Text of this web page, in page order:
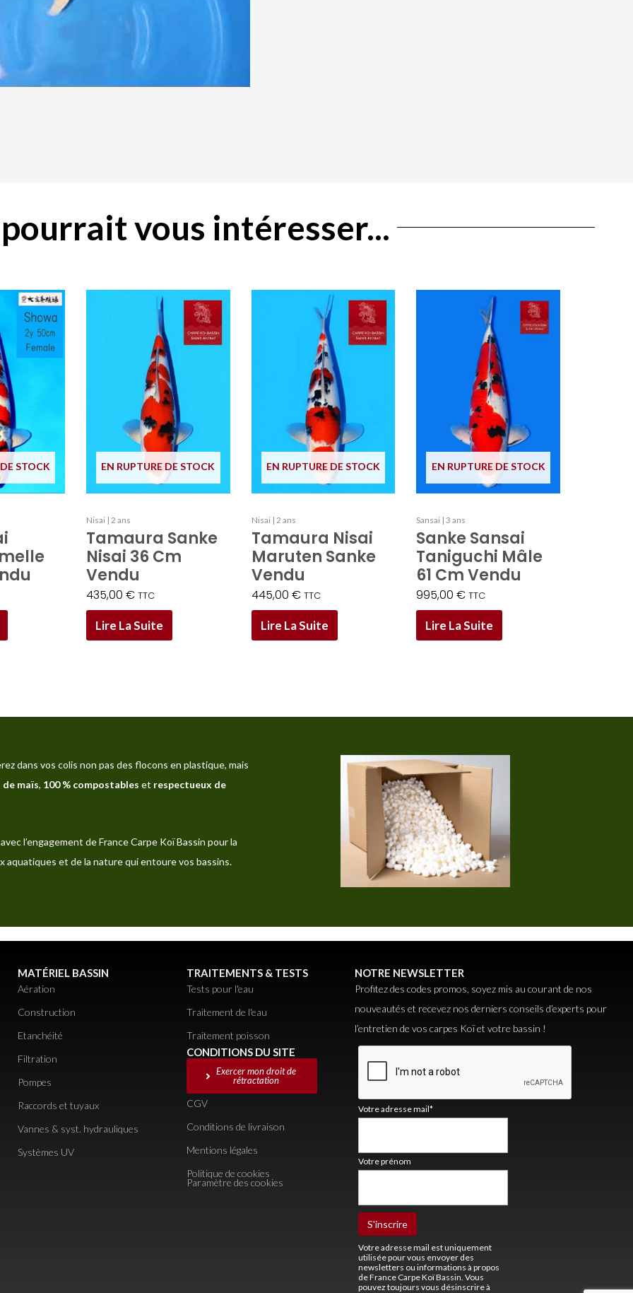
vous intéresser...
STOCK EN RUPTURE DE STOCK
Nisai | 2 ans
Tamaura Sanke
Nisai 36 Cm
Vendu
435,00€ TTC
Lire La Suite
EN RUPTURE DE STOCK
Nisai | 2 ans
Tamaura Nisai
Maruten Sanke
Vendu
445,00 € TTC
Lire La Suite
EN RUPTURE DE STOCK
Sansai | 3 ans
Sanke Sansai
Taniguchi Mâle
61 Cm Vendu
995,00€ TTC
Lire La Suite
dans vos colis non pas des flocons en plastique, mais
de maïs, 100 % compostables et respectueux de
l’engagement de France Carpe Koï Bassin pour la
aquatiques et de la nature qui entoure vos bassins.
MATÉRIEL BASSIN
Aération
Construction
Etanchéité
Filtration
Pompes
Raccords et tuyaux
Vannes & syst. hydrauliques
Systèmes UV
TRAITEMENTS & TESTS
Tests pour l'eau
Traitement de l'eau
Traitement poisson
CONDITIONS DU SITE
Exercer mon droit de
rétractation
CGV
Conditions de livraison
Mentions légales
Politique de cookies
Paramètre des cookies
NOTRE NEWSLETTER
Profitez des codes promos, soyez mis au courant de nos
nouveautés et recevez nos derniers conseils d’experts pour
l’entretien de vos carpes Koï et votre bassin !
Votre adresse mail*
Votre prénom
Votre adresse mail est uniquement
utilisée pour vous envoyer des
newsletters ou informations à propos
de France Carpe Koï Bassin. Vous
pouvez toujours vous désinscrire à